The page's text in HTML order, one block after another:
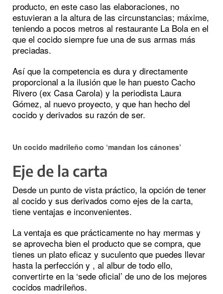
producto, en este caso las elaboraciones, no
estuvieran a la altura de las circunstancias; máxime,
teniendo a pocos metros al restaurante La Bola en el
que el cocido siempre fue una de sus armas más
preciadas.
Así que la competencia es dura y directamente
proporcional a la ilusión que le han puesto Cacho
Rivero (ex Casa Carola) y la periodista Laura
Gómez, al nuevo proyecto, y que han hecho del
cocido y derivados su razón de ser.
Un cocido madrileño como ‘mandan los cánones’
Eje de la carta
Desde un punto de vista práctico, la opción de tener
al cocido y sus derivados como ejes de la carta,
tiene ventajas e inconvenientes.
La ventaja es que prácticamente no hay mermas y
se aprovecha bien el producto que se compra, que
tienes un plato eficaz y suculento que puedes llevar
hasta la perfección y , al albur de todo ello,
convertirte en la ‘sede oficial’ de uno de los mejores
cocidos madrileños.